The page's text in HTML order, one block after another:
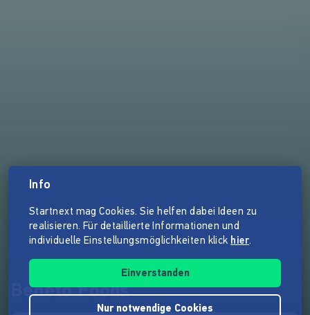
Beneto Foods
Info
Startnext mag Cookies. Sie helfen dabei Ideen zu
realisieren. Für detaillierte Informationen und
individuelle Einstellungsmöglichkeiten klick hier.
Einverstanden
Nur notwendige Cookies